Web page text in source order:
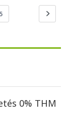
5
0% THM